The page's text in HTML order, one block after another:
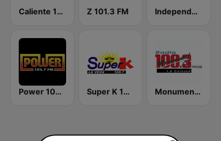
Caliente 104.1 FM Z 101.3 FM Independencia FM
Power 103.7 FM Super K 100.7 FM Monumental 100.3 FM